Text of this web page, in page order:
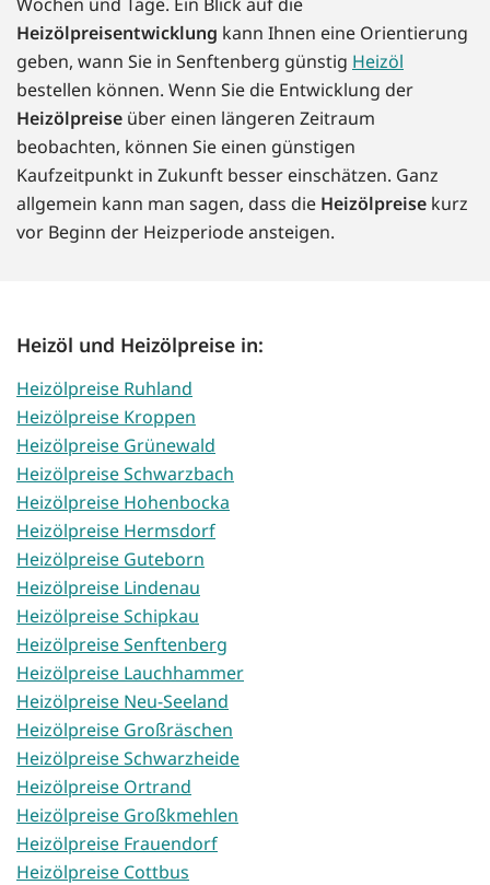
Heizölpreisentwicklung kann Ihnen eine Orientierung
geben, wann Sie in Senftenberg günstig Heizöl
bestellen können. Wenn Sie die Entwicklung der
Heizölpreise über einen längeren Zeitraum
beobachten, können Sie einen günstigen
Kaufzeitpunkt in Zukunft besser einschätzen. Ganz
allgemein kann man sagen, dass die Heizölpreise kurz
vor Beginn der Heizperiode ansteigen.
Heizöl und Heizölpreise in:
Heizölpreise Ruhland
Heizölpreise Kroppen
Heizölpreise Grünewald
Heizölpreise Schwarzbach
Heizölpreise Hohenbocka
Heizölpreise Hermsdorf
Heizölpreise Guteborn
Heizölpreise Lindenau
Heizölpreise Schipkau
Heizölpreise Senftenberg
Heizölpreise Lauchhammer
Heizölpreise Neu-Seeland
Heizölpreise Großräschen
Heizölpreise Schwarzheide
Heizölpreise Ortrand
Heizölpreise Großkmehlen
Heizölpreise Frauendorf
Heizölpreise Cottbus